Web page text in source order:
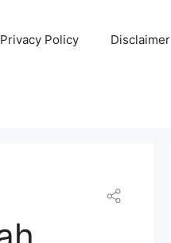
Privacy Policy Disclaimer